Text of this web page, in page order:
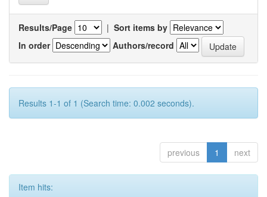
Results/Page | Sort items by
In order
Authors/record
Results 1-1 of 1 (Search time: 0.002 seconds).
previous 1 next
Item hits: